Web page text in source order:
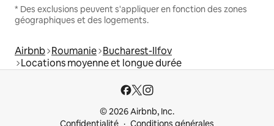
* Des exclusions peuvent s'appliquer en fonction des zones
géographiques et des logements.
Airbnb Roumanie Bucharest-Ilfov
Locations moyenne et longue durée
© 2026 Airbnb, Inc.
Confidentialité
Conditions générales